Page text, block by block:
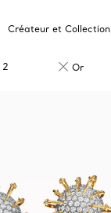
Créateur et Collection
2 Or